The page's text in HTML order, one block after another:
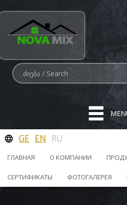
GE EN RU
ГЛАВНАЯ О КОМПАНИИ
СЕРТИФИКАТЫ ФОТОГАЛЕРЕЯ